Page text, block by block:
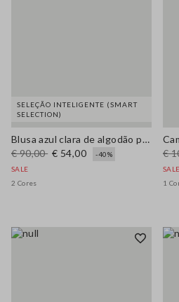
SELEÇÃO INTELIGENTE (SMART
SELECTION)
Blusa azul clara de algodão puro com decote em V e ajuste regular
€ 90,00 € 54,00
-40%
SALE
2 Cores
€
SALE
1